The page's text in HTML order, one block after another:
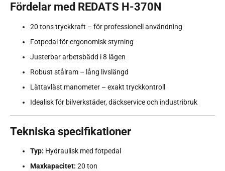
Fördelar med REDATS H-370N
20 tons tryckkraft – för professionell användning
Fotpedal för ergonomisk styrning
Justerbar arbetsbädd i 8 lägen
Robust stålram – lång livslängd
Lättavläst manometer – exakt tryckkontroll
Idealisk för bilverkstäder, däckservice och industribruk
Tekniska specifikationer
Typ: Hydraulisk med fotpedal
Maxkapacitet: 20 ton